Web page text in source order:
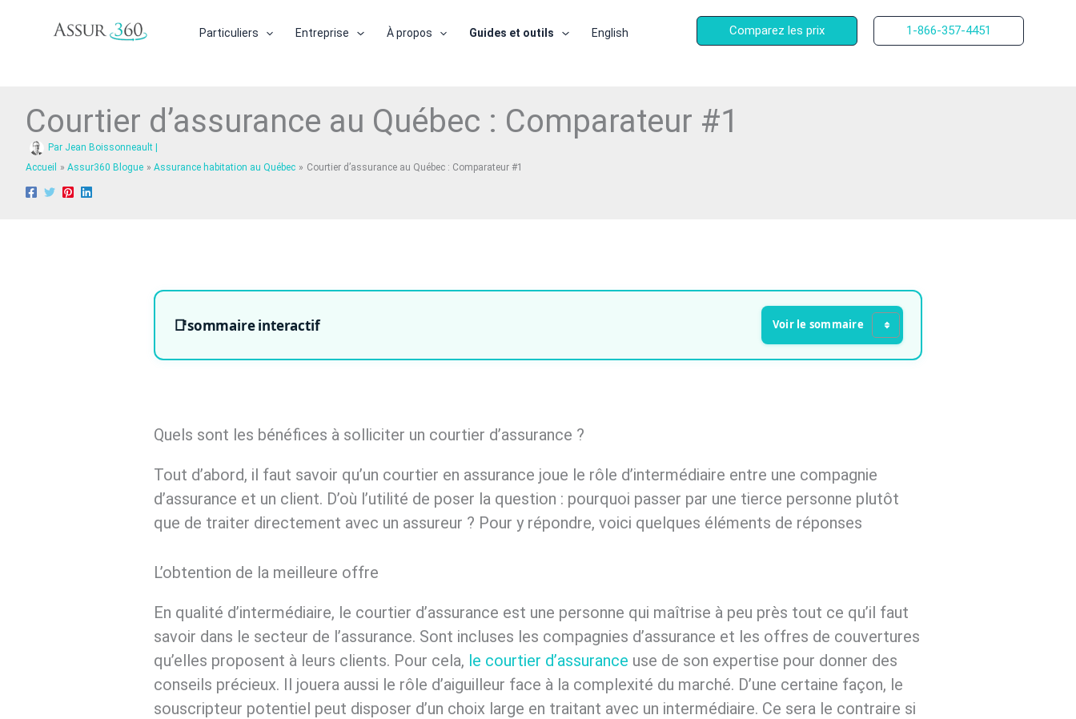
Particuliers Entreprise À propos Guides et outils English Comparez les prix 1-866-357-4451
Courtier d’assurance au Québec : Comparateur #1
Par Jean Boissonneault
Accueil
Assur360 Blogue Assurance habitation au Québec Courtier d’assurance au Québec : Comparateur #1
sommaire interactif
Quels sont les bénéfices à solliciter un courtier d’assurance ?
Tout d’abord, il faut savoir qu’un courtier en assurance joue le rôle d’intermédiaire entre une compagnie
d’assurance et un client. D’où l’utilité de poser la question : pourquoi passer par une tierce personne plutôt
que de traiter directement avec un assureur ? Pour y répondre, voici quelques éléments de réponses
L’obtention de la meilleure offre
En qualité d’intermédiaire, le courtier d’assurance est une personne qui maîtrise à peu près tout ce qu’il faut
savoir dans le secteur de l’assurance. Sont incluses les compagnies d’assurance et les offres de couvertures
qu’elles proposent à leurs clients. Pour cela, le courtier d’assurance use de son expertise pour donner des
conseils précieux. Il jouera aussi le rôle d’aiguilleur face à la complexité du marché. D’une certaine façon, le
souscripteur potentiel peut disposer d’un choix large en traitant avec un intermédiaire. Ce sera le contraire si